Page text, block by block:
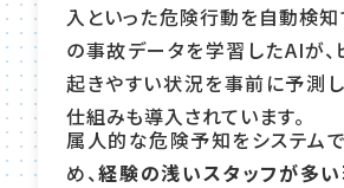
入といった危険行動を自動検知
の事故データを学習したAIが、
起きやすい状況を事前に予測
仕組みも導入されています。
属人的な危険予知をシステム
め、経験の浅いスタッフが多